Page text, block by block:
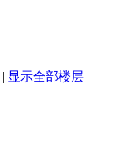
| 显示全部楼层